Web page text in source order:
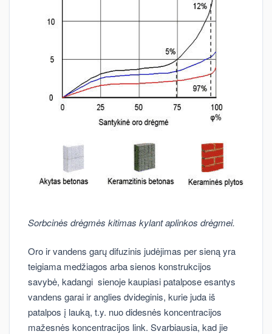
Sorbcinės drėgmės kitimas kylant aplinkos drėgmei.
Oro ir vandens garų difuzinis judėjimas per sieną yra
teigiama medžiagos arba sienos konstrukcijos
savybė, kadangi sienoje kaupiasi patalpose esantys
vandens garai ir anglies dvideginis, kurie juda iš
patalpos į lauką, t.y. nuo didesnės koncentracijos
mažesnės koncentracijos link. Svarbiausia, kad jie